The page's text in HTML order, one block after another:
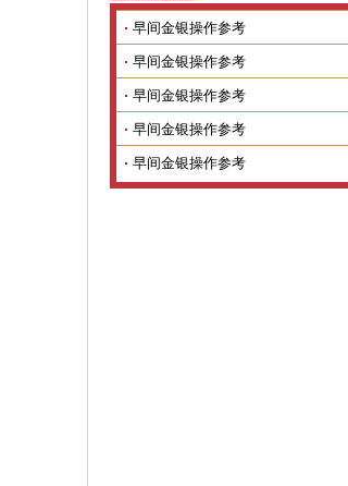
早间金银操作参考
早间金银操作参考
早间金银操作参考
早间金银操作参考
早间金银操作参考